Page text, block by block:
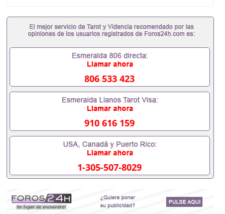
理澳洲文凭办理英国文凭办理加拿大文凭办理德国文
凭 一、快速办理材料： 1、毕业证+成绩单+留学回国
学回国必备证明材料，给父母及亲朋好友一份完美交
代）； 2、雅思、托福，OFFER，在读证明，学生卡
都可以用到）。 注：上述材料，随时都可以安排办
理，毕业证成绩单，学校，专业，学位，毕业时间都
可以根据客户要求安排。 国内找工作假的毕业证可以
用吗551190476假的毕业证成绩单可以办学历认证吗
551190476要定居国外需要办理什么材料551190476
入职事业单位/国企假的毕业证会查吗551190476入职
国企/事业单位需要些什么材料551190476办理假毕业
证在国内能用吗, 挂科拿不到毕业证怎么办, 毕业证丢
了怎么办, 没有正常毕业怎么办理毕业证,没毕业可以
办学历认证吗,您是否因为中途辍学、挂科而没有正常
毕业551190476您是否因为递交材料不齐而被拒之门
教育部认证在校挂科了不想读了,成绩不理想毕不了业
怎么办551190476找工作没有文凭怎么办,怎么办理本
806 533 423
910 616 159
1-305-507-8029